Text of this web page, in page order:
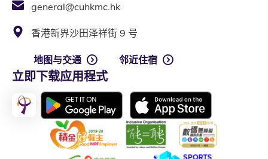
general@cuhkmc.hk
香港新界沙田泽祥街 9 号
地图与交通 邻近住宿
立即下载应用程式